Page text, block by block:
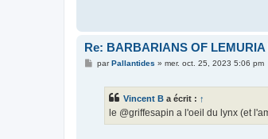
Re: BARBARIANS OF
MparPallantides » mer. oct. 25, 2023 5:06 pm
Vincent B a écrit : ↑
le @griffesapin a l'oeil du lynx (et